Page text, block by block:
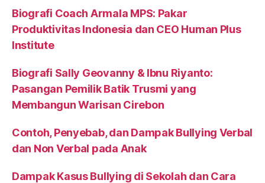
Biografi Coach Armala MPS: Pakar
Produktivitas Indonesia dan CEO Human Plus
Institute
Biografi Sally Geovanny & Ibnu Riyanto:
Pasangan Pemilik Batik Trusmi yang
Membangun Warisan Cirebon
Contoh, Penyebab, dan Dampak Bullying Verbal
dan Non Verbal pada Anak
Dampak Kasus Bullying di Sekolah dan Cara